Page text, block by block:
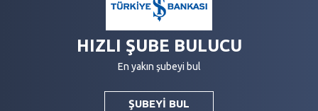
HIZLI ŞUBE BULUCU
En yakın şubeyi bul
ŞUBEYİ BUL